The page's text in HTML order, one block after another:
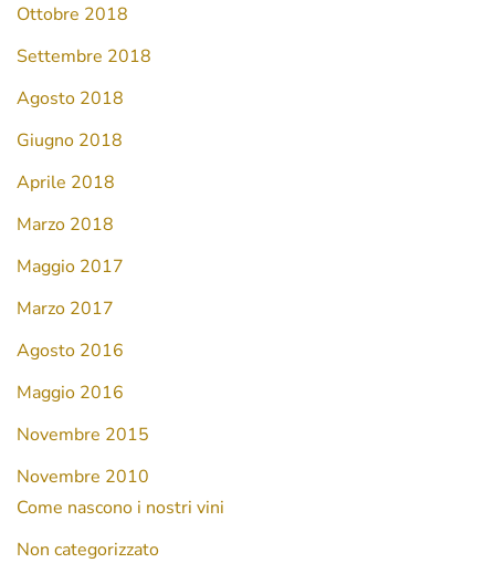
Ottobre 2018
Settembre 2018
Agosto 2018
Giugno 2018
Aprile 2018
Marzo 2018
Maggio 2017
Marzo 2017
Agosto 2016
Maggio 2016
Novembre 2015
Novembre 2010
Come nascono i nostri vini
Non categorizzato